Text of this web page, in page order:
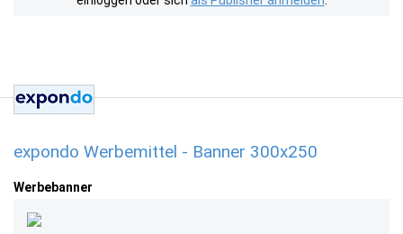
expondo Werbemittel - Banner 300x250
Werbebanner